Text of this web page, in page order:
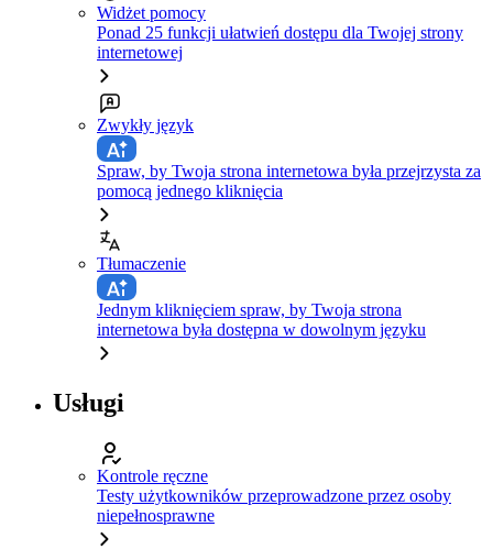
Widżet pomocy
Ponad 25 funkcji ułatwień dostępu dla Twojej strony
internetowej
Zwykły język
Spraw, by Twoja strona internetowa była przejrzysta za
pomocą jednego kliknięcia
Tłumaczenie
Jednym kliknięciem spraw, by Twoja strona
internetowa była dostępna w dowolnym języku
Usługi
Kontrole ręczne
Testy użytkowników przeprowadzone przez osoby
niepełnosprawne